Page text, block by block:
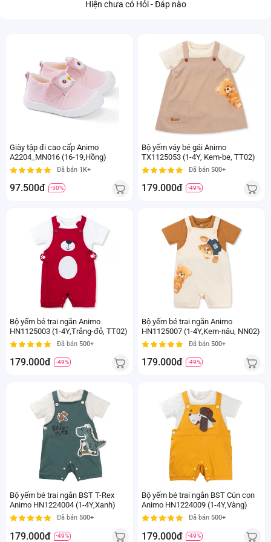
Hiện chưa có Hỏi - Đáp nào
Giày tập đi cao cấp Animo
A2204_MN016 (16-19,Hồng)
Đã bán 1K+
97.500đ -50%
Bộ yếm váy bé gái Animo
TX1125053 (1-4Y, Kem-be, TT02)
Đã bán 500+
179.000đ -49%
Bộ yếm bé trai ngắn Animo
HN1125003 (1-4Y,Trắng-đỏ, TT02)
Đã bán 500+
179.000đ -49%
Bộ yếm bé trai ngắn Animo
HN1125007 (1-4Y,Kem-nâu, NN02)
Đã bán 500+
179.000đ -49%
Bộ yếm bé trai ngắn BST T-Rex
Animo HN1224004 (1-4Y,Xanh)
Đã bán 500+
179.000đ -49%
Bộ yếm bé trai ngắn BST Cún con
Animo HN1224009 (1-4Y,Vàng)
Đã bán 500+
179.000đ -49%